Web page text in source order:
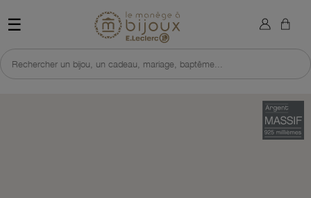
☰ Retour à l'accueil du site
Rechercher un bijou, un cadeau, mariage, baptême...
×